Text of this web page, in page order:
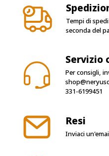
Tempi di
seconda del
Servizio
Per consigli,
331-6199451
Resi
Inviaci